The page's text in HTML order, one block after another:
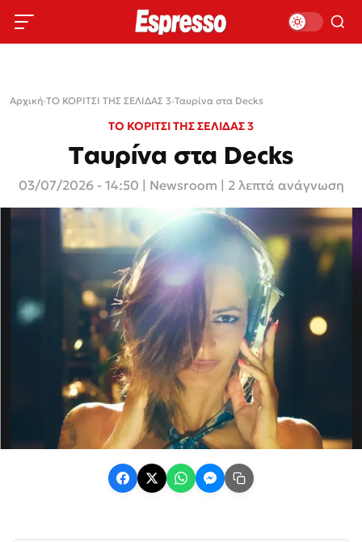
Αρχική›ΤΟ ΚΟΡΙΤΣΙ ΤΗΣ ΣΕΛΙΔΑΣ 3›Ταυρίνα στα Decks
ΤΟ ΚΟΡΙΤΣΙ ΤΗΣ ΣΕΛΙΔΑΣ 3
Ταυρίνα στα Decks
03/07/2026 - 14:50 Newsroom | 2 λεπτά ανάγνωση